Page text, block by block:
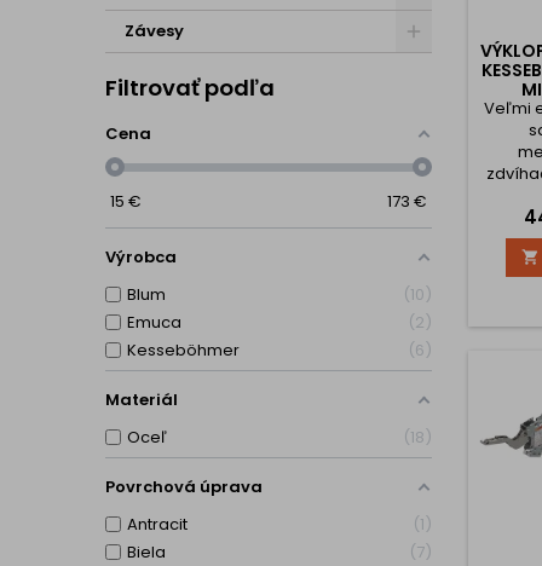
Závesy
Filtrovať podľa
Cena
15 € 173 €
Výrobca
Blum
10
Emuca
2
Kesseböhmer
6
Materiál
Oceľ
18
Povrchová úprava
Antracit
1
Biela
7
Veľmi
to-